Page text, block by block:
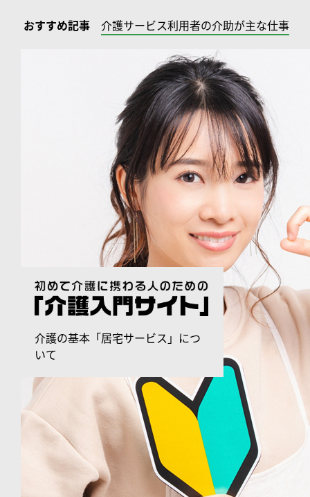
おすすめ記事 介護サービス利用者の介助が主な仕事
介護の基本「居宅サービス」につ
いて